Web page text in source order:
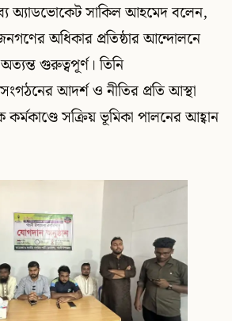
অ্যাডভোকেট সাকিল আহমেদ বলেন,
অধিকার প্রতিষ্ঠার আন্দোলনে
গুরুত্বপূর্ণ। তিনি
আদর্শ ও নীতির প্রতি আস্থা
সক্রিয় ভূমিকা পালনের আহ্বান